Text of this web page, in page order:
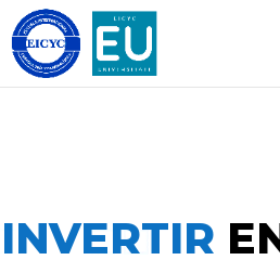
INVERTIR